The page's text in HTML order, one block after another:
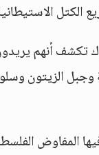
تكشف أنهم
وجبل الزيتون
المفاوض